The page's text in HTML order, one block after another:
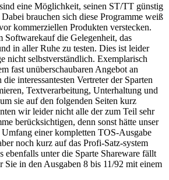
eine Möglichkeit, seinen ST/TT günstig
brauchen sich diese Programme weiß
kommerziellen Produkten verstecken.
Softwarekauf die Gelegenheit, das
in aller Ruhe zu testen. Dies ist leider
nicht selbstverständlich. Exemplarisch
fast unüberschaubaren Angebot an
interessantesten Vertreter der Sparten
Textverarbeitung, Unterhaltung und
sie auf den folgenden Seiten kurz
wir leider nicht alle der zum Teil sehr
berücksichtigen, denn sonst hätte unser
einer kompletten TOS-Ausgabe
noch kurz auf das Profi-Satz-system
ebenfalls unter die Sparte Shareware fällt
Sie in den Ausgaben 8 bis 11/92 mit einem